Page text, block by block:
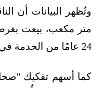
متر مكعب، بيعت بغرض
24 عامًا من الخدمة في قطاع نقل الغاز المسال.
كما أسهم تفكيك